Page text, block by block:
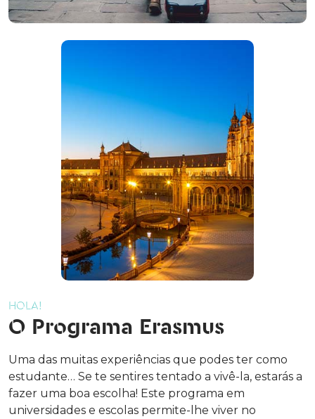
HOLA!
O Programa Erasmus
Uma das muitas experiências que podes ter como
estudante… Se te sentires tentado a vivê-la, estarás a
fazer uma boa escolha! Este programa em
universidades e escolas permite-lhe viver no